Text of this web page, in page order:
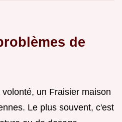
de
un Fraisier maison
Le plus souvent, c'est